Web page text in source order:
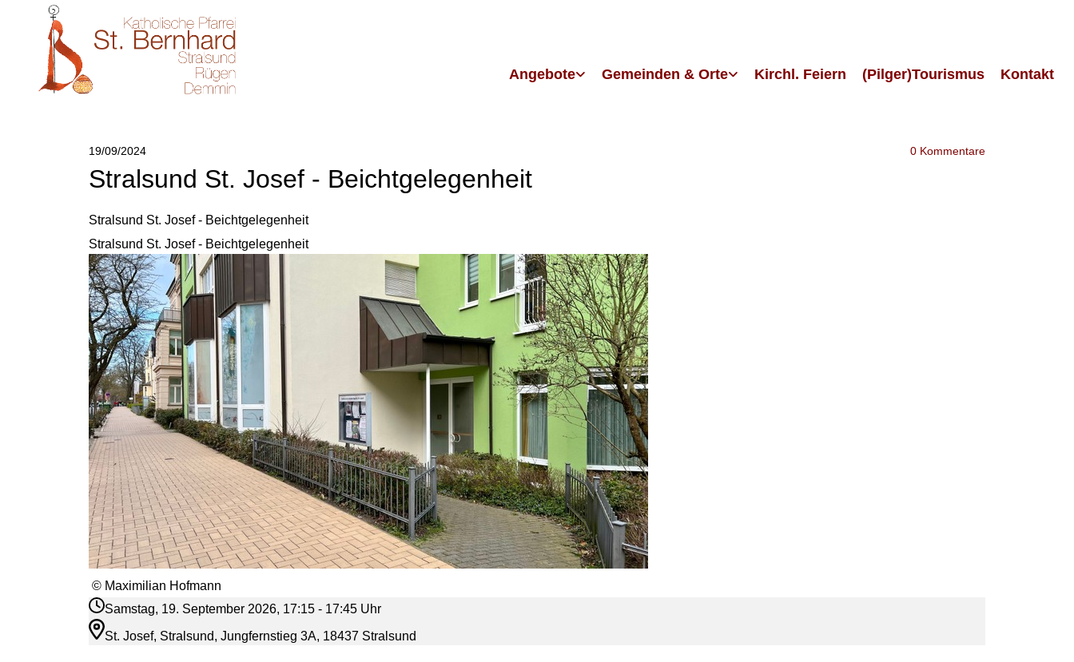
Angebote Gemeinden & Orte Kirchl. Feiern (Pilger)Tourismus Kontakt
19/09/2024 0 Kommentare
Stralsund St. Josef - Beichtgelegenheit
Stralsund St. Josef - Beichtgelegenheit
Stralsund St. Josef - Beichtgelegenheit
© Maximilian Hofmann
Samstag, 19. September 2026, 17:15 - 17:45 Uhr
St. Josef, Stralsund, Jungfernstieg 3A, 18437 Stralsund